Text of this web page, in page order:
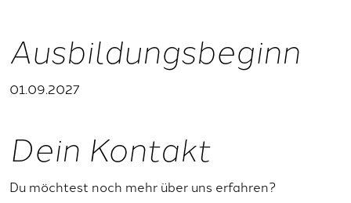
Ausbildungsbeginn
01.09.2027
Dein Kontakt
Du möchtest noch mehr über uns erfahren?